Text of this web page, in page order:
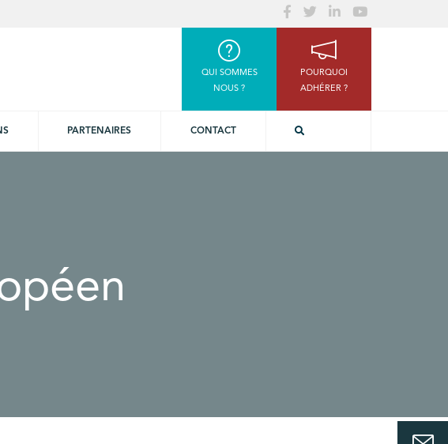
QUI SOMMES
NOUS ?
POURQUOI
ADHÉRER ?
PARTENAIRES CONTACT